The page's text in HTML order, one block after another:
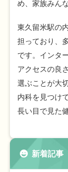
め、家族みん
東久留米駅の
担っており、
です。インタ
アクセスの良
選ぶことが大
内科を見つけ
長い目で見た
新着記事